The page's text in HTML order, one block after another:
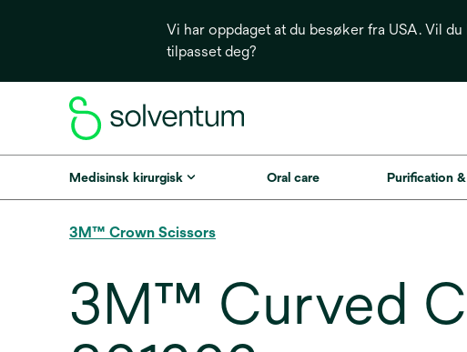
Vi har oppdaget at du besøker fra USA. Vil
tilpasset deg?
Medisinsk kirurgisk Oral care Purification
3M™ Crown Scissors
3M™ Curved